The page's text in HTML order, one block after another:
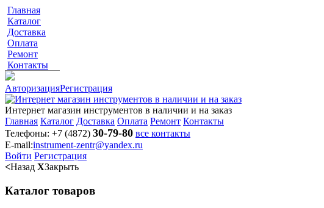
Главная
Каталог
Доставка
Оплата
Ремонт
Контакты
АвторизацияРегистрация
Интернет магазин инструментов в наличии и на заказ
Главная Каталог Доставка Оплата Ремонт Контакты
Телефоны: +7 (4872) 30-79-80 все контакты
E-mail:instrument-zentr@yandex.ru
Войти Регистрация
<Назад XЗакрыть
Каталог товаров